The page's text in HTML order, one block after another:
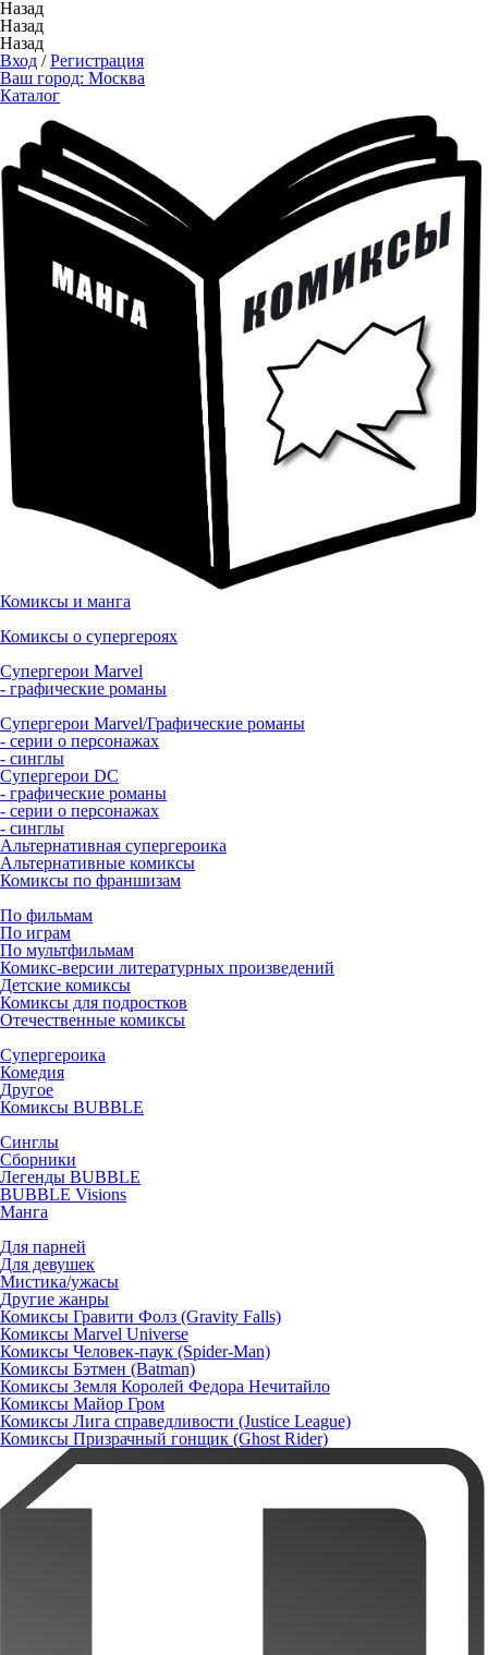
Назад
Назад
Назад
Вход /Регистрация
Ваш город: Москва
Каталог
Комиксы и манга
Комиксы о супергероях
Супергерои Marvel
- графические романы
Супергерои Marvel/Графические романы
- серии о персонажах
- синглы
Супергерои DC
- графические романы
- серии о персонажах
- синглы
Альтернативная супергероика
Альтернативные комиксы
Комиксы по франшизам
По фильмам
По играм
По мультфильмам
Комикс-версии литературных произведений
Детские комиксы
Комиксы для подростков
Отечественные комиксы
Супергероика
Комедия
Другое
Комиксы BUBBLE
Синглы
Сборники
Легенды BUBBLE
BUBBLE Visions
Манга
Для парней
Для девушек
Мистика/ужасы
Другие жанры
Комиксы Гравити Фолз (Gravity Falls)
Комиксы Marvel Universe
Комиксы Человек-паук (Spider-Man)
Комиксы Бэтмен (Batman)
Комиксы Земля Королей Федора Нечитайло
Комиксы Майор Гром
Комиксы Лига справедливости (Justice League)
Комиксы Призрачный гонщик (Ghost Rider)